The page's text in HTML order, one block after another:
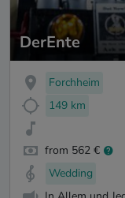
DerEnte
Forchheim
149 km
from 562 €
Wedding